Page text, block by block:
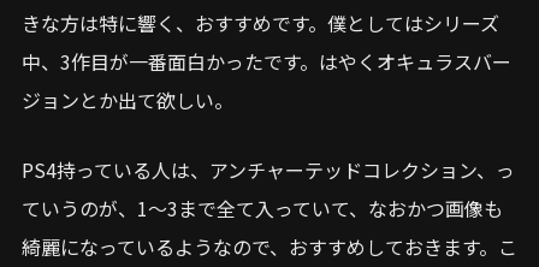
きな方は特に響く、おすすめです。僕としてはシリーズ
中、3作目が一番面白かったです。はやくオキュラスバー
ジョンとか出て欲しい。
PS4持っている人は、アンチャーテッドコレクション、っ
ていうのが、1〜3まで全て入っていて、なおかつ画像も
綺麗になっているようなので、おすすめしておきます。こ